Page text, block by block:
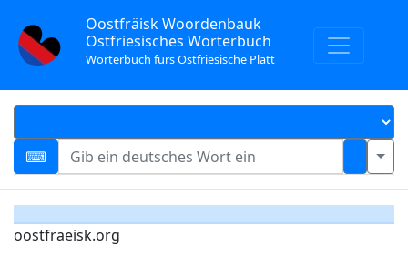
Oostfräisk Woordenbauk
Ostfriesisches Wörterbuch
Wörterbuch fürs Ostfriesische Platt
oostfraeisk.org